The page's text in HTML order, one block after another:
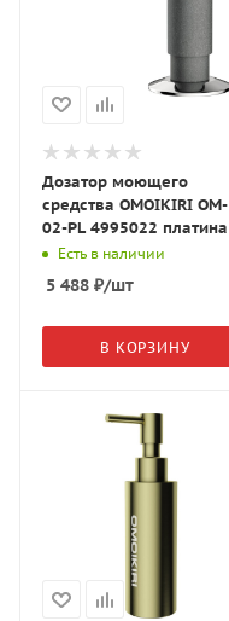
Дозатор моющего
средства OMOIKIRI OM-
02-PL 4995022 платина
Есть в наличии
5 488 ₽/шт
В КОРЗИНУ